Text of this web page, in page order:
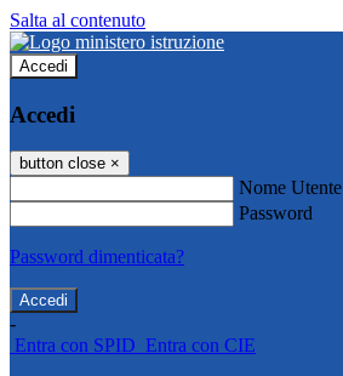
Salta al contenuto
Accedi
Accedi
button close ×
Nome Utente
Password
Password dimenticata?
-
Entra con SPID Entra con CIE